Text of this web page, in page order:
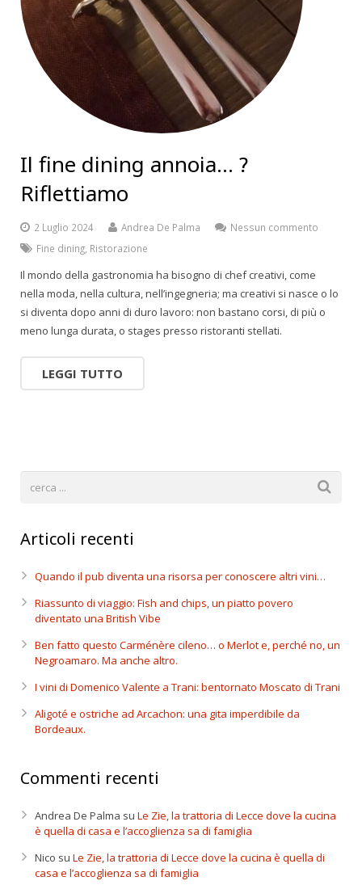
Il fine dining annoia… ?
Riflettiamo
2 Luglio 2024 Andrea De Palma
Nessun commento
Fine dining Ristorazione
Il mondo della gastronomia ha bisogno di chef creativi, come
nella moda, nella cultura, nell’ingegneria; ma creativi si nasce o lo
si diventa dopo anni di duro lavoro: non bastano corsi, di più o
meno lunga durata, o stages presso ristoranti stellati.
LEGGI TUTTO
Articoli recenti
Quando il pub diventa una risorsa per conoscere altri vini…
Riassunto di viaggio: Fish and chips, un piatto povero
diventato una British Vibe
Ben fatto questo Carménère cileno… o Merlot e, perché no, un
Negroamaro. Ma anche altro.
I vini di Domenico Valente a Trani: bentornato Moscato di Trani
Aligoté e ostriche ad Arcachon: una gita imperdibile da
Bordeaux.
Commenti recenti
Andrea De Palma su Le Zie, la trattoria di Lecce dove la cucina
è quella di casa e l’accoglienza sa di famiglia
Nico su Le Zie, la trattoria di Lecce dove la cucina è quella di
casa e l’accoglienza sa di famiglia